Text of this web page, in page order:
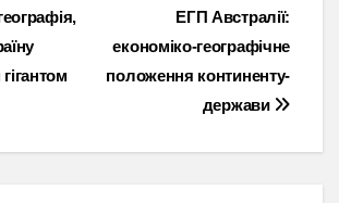
ЕГП Австралії:
економіко-географічне
положення континенту-
держави